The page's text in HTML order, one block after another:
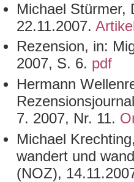
Michael
22.11.2007.
Rezension, in:
2007, S. 6. pdf
Hermann
7. 2007, Nr. 11.
Michael
wandert und
(NOZ),